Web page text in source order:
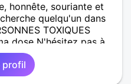
honnête, souriante et
quelqu'un dans
TOXIQUES
dose N'hésitez pas à
suis J'aimerais une
si rencontre y devait
c'est pas mon truc
profil